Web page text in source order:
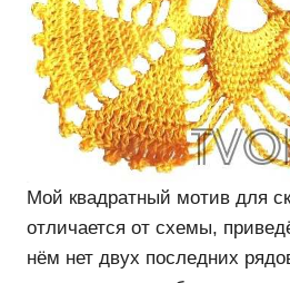
Мой квадратный мотив для
отличается от схемы,
нём нет двух последних